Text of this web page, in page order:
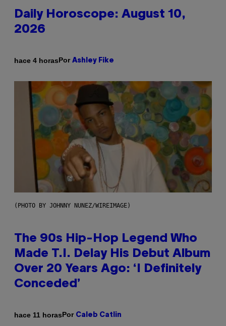
Daily Horoscope: August 10,
2026
hace 4 horasPor Ashley Fike
(PHOTO BY JOHNNY NUNEZ/WIREIMAGE)
The 90s Hip-Hop Legend Who
Made T.I. Delay His Debut Album
Over 20 Years Ago: ‘I Definitely
Conceded’
hace 11 horasPor Caleb Catlin